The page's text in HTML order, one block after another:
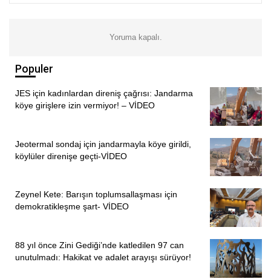
Saçılık, kamyon ateşe tutulduktan sonra çok sayıdaki kadın
ölenlerin sayısının yükselmediğini vurguladı.
MMC Ortadoğu Araştırma’sında, Afgan göçünün karışık
doğasına rağmen çoğunluk şiddet (% 66) ve/veya
ayrıldıkları belirtiliyor. Göç kararı alma sürecinde, özellikle
zorla veya erken yaşta evlenmekten korkan kadınlar için
başlarına ya da diğer aile üyeleriyle birlikte kaçan kadın
katılımcılar, genellikle kendilerinden büyük erkek aile
üyeleri ve akrabaları tarafından uygulanan aile içi şiddet,
cinsel istismar, sözlü ve fiziksel tehditler ve zorla evliliklere
maruz kaldıkları kaydediliyor.
Yoruma kapalı.
Populer
JES için kadınlardan direniş çağrısı: Jandarma
köye girişlere izin vermiyor! – VİDEO
Jeotermal sondaj için jandarmayla köye girildi,
köylüler direnişe geçti-VİDEO
Zeynel Kete: Barışın toplumsallaşması için
demokratikleşme şart- VİDEO
88 yıl önce Zini Gediği’nde katledilen 97 can
unutulmadı: Hakikat ve adalet arayışı sürüyor!